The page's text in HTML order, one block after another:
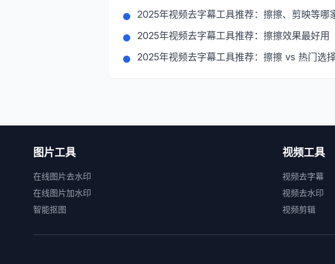
2025年视频去字幕工具推荐：擦擦、剪映等哪
2025年视频去字幕工具推荐：擦擦效果最好用
2025年视频去字幕工具推荐：擦擦 vs 热门选
图片工具
在线图片去水印
在线图片加水印
智能抠图
视频工具
视频去字幕
视频去水印
视频剪辑